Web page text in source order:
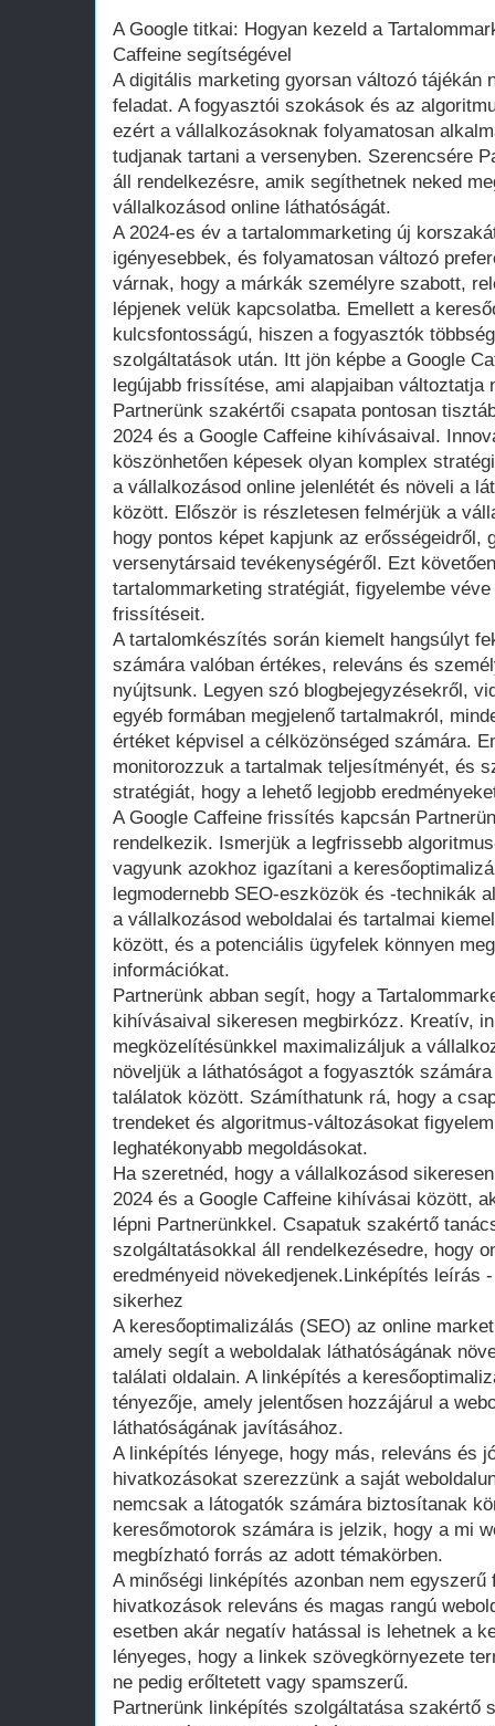
A Google titkai: Hogyan kezeld a
Caffeine segítségével
A digitális marketing gyorsan változó tájékán
feladat. A fogyasztói szokások és az
ezért a vállalkozásoknak folyamatosan
tudjanak tartani a versenyben. Szerencsére
áll rendelkezésre, amik segíthetnek neked
vállalkozásod online láthatóságát.
A 2024-es év a tartalommarketing új
igényesebbek, és folyamatosan változó
várnak, hogy a márkák személyre szabott,
lépjenek velük kapcsolatba. Emellett a
kulcsfontosságú, hiszen a fogyasztók
szolgáltatások után. Itt jön képbe a Google
legújabb frissítése, ami alapjaiban változtatja
Partnerünk szakértői csapata pontosan
2024 és a Google Caffeine kihívásaival.
köszönhetően képesek olyan komplex
a vállalkozásod online jelenlétét és növeli a
között. Először is részletesen felmérjük a
hogy pontos képet kapjunk az erősségeidről,
versenytársaid tevékenységéről. Ezt
tartalommarketing stratégiát, figyelembe
frissítéseit.
A tartalomkészítés során kiemelt hangsúlyt
számára valóban értékes, releváns és
nyújtsunk. Legyen szó blogbejegyzésekről,
egyéb formában megjelenő tartalmakról,
értéket képvisel a célközönséged számára.
monitorozzuk a tartalmak teljesítményét, és
stratégiát, hogy a lehető legjobb
A Google Caffeine frissítés kapcsán
rendelkezik. Ismerjük a legfrissebb
vagyunk azokhoz igazítani a
legmodernebb SEO-eszközök és -technikák
a vállalkozásod weboldalai és tartalmai
között, és a potenciális ügyfelek könnyen
információkat.
Partnerünk abban segít, hogy a
kihívásaival sikeresen megbirkózz. Kreatív,
megközelítésünkkel maximalizáljuk a
növeljük a láthatóságot a fogyasztók
találatok között. Számíthatunk rá, hogy a
trendeket és algoritmus-változásokat
leghatékonyabb megoldásokat.
Ha szeretnéd, hogy a vállalkozásod
2024 és a Google Caffeine kihívásai között,
lépni Partnerünkkel. Csapatuk szakértő
szolgáltatásokkal áll rendelkezésedre, hogy
eredményeid növekedjenek.Linképítés leírás
sikerhez
A keresőoptimalizálás (SEO) az online
amely segít a weboldalak láthatóságának
találati oldalain. A linképítés a
tényezője, amely jelentősen hozzájárul a
láthatóságának javításához.
A linképítés lényege, hogy más, releváns és
hivatkozásokat szerezzünk a saját
nemcsak a látogatók számára biztosítanak
keresőmotorok számára is jelzik, hogy a mi
megbízható forrás az adott témakörben.
A minőségi linképítés azonban nem egyszerű
hivatkozások releváns és magas rangú
esetben akár negatív hatással is lehetnek a
lényeges, hogy a linkek szövegkörnyezete
ne pedig erőltetett vagy spamszerű.
Partnerünk linképítés szolgáltatása szakértő